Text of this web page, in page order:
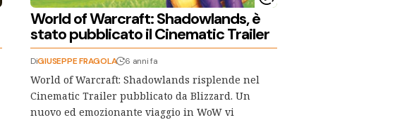
World of Warcraft: Shadowlands, è
stato pubblicato il Cinematic Trailer
DiGIUSEPPE FRAGOLA 6 anni fa
World of Warcraft: Shadowlands risplende nel
Cinematic Trailer pubblicato da Blizzard. Un
nuovo ed emozionante viaggio in WoW vi